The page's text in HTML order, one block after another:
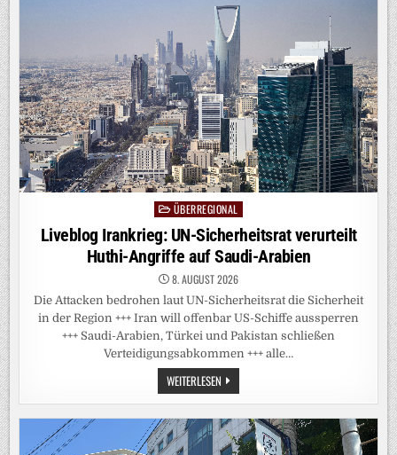
SICH
RUSSLANDS
EINGEFRORENE
MILLIARDEN
DOCH
NOCH
NUTZEN
LIESSEN
PostedÜBERREGIONAL
Liveblog Irankrieg: UN-Sicherheitsrat verurteilt
Huthi-Angriffe auf Saudi-Arabien
8. AUGUST 2026
Die Attacken bedrohen laut UN-Sicherheitsrat die Sicherheit
in der Region +++ Iran will offenbar US-Schiffe aussperren
+++ Saudi-Arabien, Türkei und Pakistan schließen
Verteidigungsabkommen +++ alle…
WEITERLESEN LIVEBLOG
IRANKRIEG:
UN-
SICHERHEITSRAT
VERURTEILT
HUTHI-
ANGRIFFE